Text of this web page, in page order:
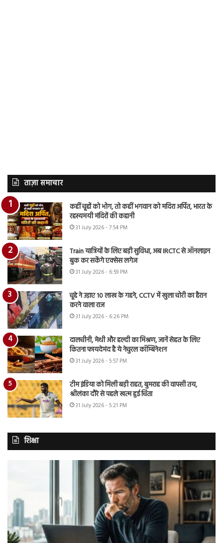
ताज़ा समाचार
कहीं चूहों को भोग, तो कहीं भगवान को मदिरा अर्पित, भारत के
रहस्यमयी मंदिरों की कहानी
31 July 2026 - 7:54 PM
Train यात्रियों के लिए बड़ी सुविधा, अब IRCTC से ऑनलाइन
बुक कर सकेंगे एक्सेस लगेज
31 July 2026 - 6:59 PM
चूहे ने उड़ाए 10 लाख के गहने, CCTV में खुला चोरी का हैरान
करने वाला राज
31 July 2026 - 6:26 PM
दालचीनी, मेथी और हल्दी का मिश्रण, जानें सेहत के लिए
कितना फायदेमंद है ये नेचुरल कॉम्बिनेशन
31 July 2026 - 5:57 PM
टीम इंडिया को मिली बड़ी राहत, बुमराह की वापसी तय,
श्रीलंका दौरे से पहले खत्म हुई चिंता
31 July 2026 - 5:21 PM
शिक्षा